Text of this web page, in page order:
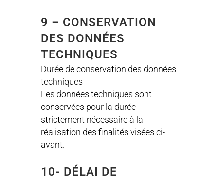
9 – CONSERVATION
DES DONNÉES
TECHNIQUES
Durée de conservation des données
techniques
Les données techniques sont
conservées pour la durée
strictement nécessaire à la
réalisation des finalités visées ci-
avant.
10- DÉLAI DE